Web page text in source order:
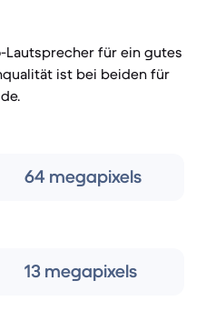
Lautsprecher für ein gutes
ist bei beiden für
64 megapixels
13 megapixels